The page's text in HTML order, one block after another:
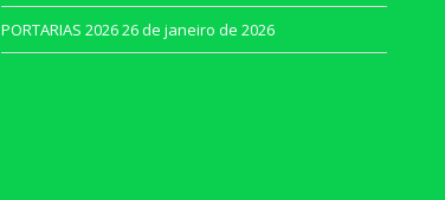
PORTARIAS 202626 de janeiro de 2026